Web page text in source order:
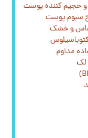
حجیم کننده پوست
سبوم پوست
و خشک
مداوم
لک